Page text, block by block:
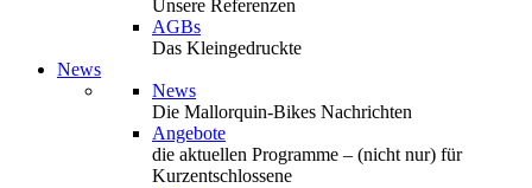
Unsere Referenzen
AGBs
Das Kleingedruckte
News
News
Die Mallorquin-Bikes Nachrichten
Angebote
die aktuellen Programme – (nicht nur) für
Kurzentschlossene